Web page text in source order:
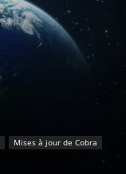
Mises à jour de Cobra